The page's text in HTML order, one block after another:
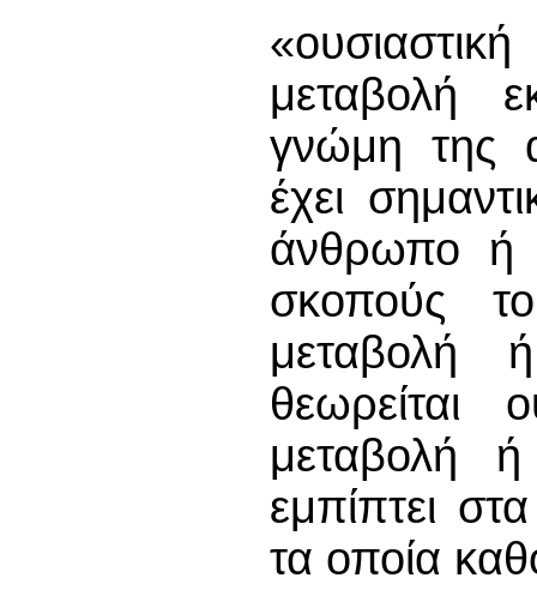
μεταβολή
γνώμη της
έχει
άνθρωπο ή
σκοπούς
μεταβολή
θεωρείται
μεταβολή
εμπίπτει
τα οποία